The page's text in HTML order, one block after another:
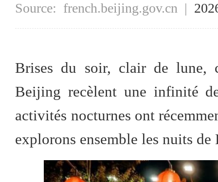
Source: french.beijing.gov.cn |
Brises du soir, clair de lune,
Beijing recèlent une infinité
activités nocturnes ont
explorons ensemble les nuits